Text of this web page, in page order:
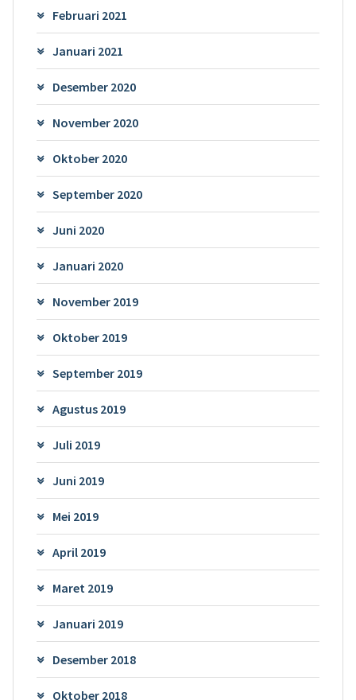
Februari 2021
Januari 2021
Desember 2020
November 2020
Oktober 2020
September 2020
Juni 2020
Januari 2020
November 2019
Oktober 2019
September 2019
Agustus 2019
Juli 2019
Juni 2019
Mei 2019
April 2019
Maret 2019
Januari 2019
Desember 2018
Oktober 2018